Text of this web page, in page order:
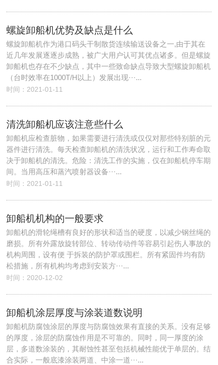
螺旋卸船机优势及缺点是什么
螺旋卸船机作为港口码头干制散货连续输送设备之一,由于其在
近几年发展逐逐步成熟，被广大用户认可其优点诸多。但是螺旋
卸船机也存在不少缺点，其中一些致命缺点导致大型螺旋卸船机
（台时效率在1000T/H以上）发展出现···...
时间：2021-01-11
清洗卸船机应该注意些什么
卸船机应检查脏物，如果需要进行清洗或仅仅对那些特别脏的元
器件进行清洗。每天检查卸船机的清洗状况，运行和工作寿命取
决于卸船机的清洗。危险：清洗工作的实施，仅在卸船机停车期
间。当用高压和蒸汽喷射器设备···...
时间：2021-01-11
卸船机机构的一般要求
卸船机的滑轮绳槽有良好的形状和适当的硬度，以减少钢丝绳的
磨损。所有外露放旋转部位、转动传动件等容易引起伤人事故的
机构周围，设有便 于拆装的防护罩或围栏。所有紧固件均有防
松措施，所有机构均考虑到安装方···...
时间：2020-12-02
卸船机涂层厚度与涂装道数说明
卸船机防腐蚀涂层的厚度与防腐蚀效果有直接的关系。没有足够
的厚度，涂层的防腐蚀作用是不可靠的。同时，同一厚度的涂
层，多道数涂装的，其耐蚀性甚至包括机械性能优于单层的。结
合实际，一般底漆涂装两道、中涂一道···...